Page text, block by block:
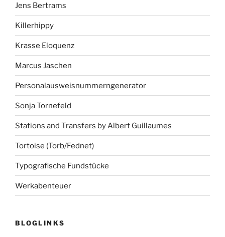
Jens Bertrams
Killerhippy
Krasse Eloquenz
Marcus Jaschen
Personalausweisnummerngenerator
Sonja Tornefeld
Stations and Transfers by Albert Guillaumes
Tortoise (Torb/Fednet)
Typografische Fundstücke
Werkabenteuer
BLOGLINKS